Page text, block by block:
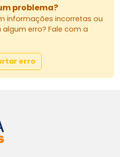
problema?
informações incorretas ou
erro? Fale com a
erro